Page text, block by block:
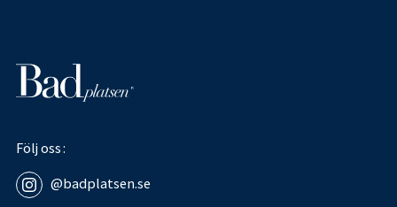
Följ oss
@badplatsen.se